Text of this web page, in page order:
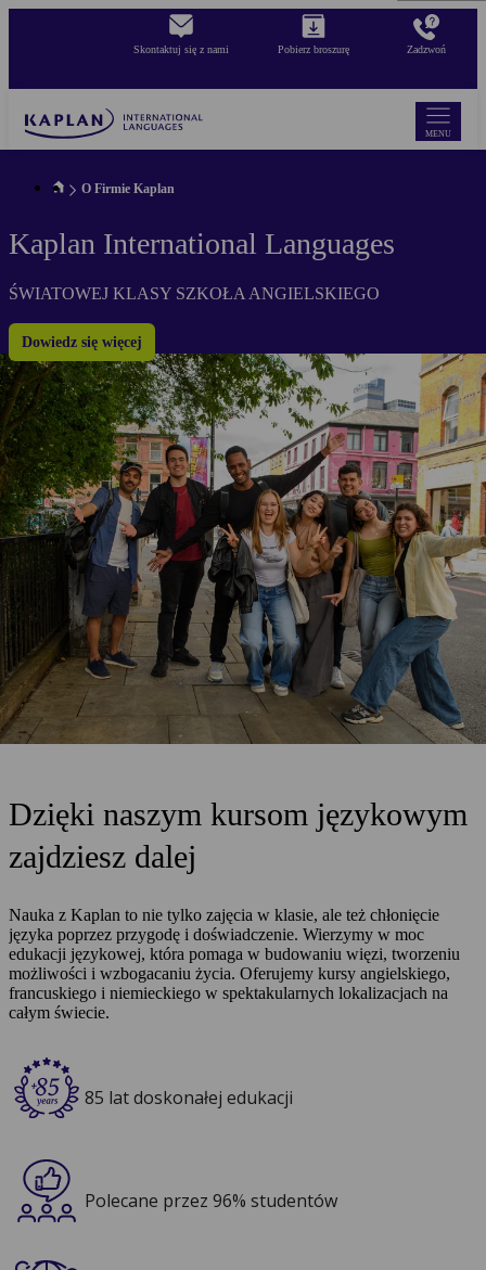
Skontaktuj się z nami Pobierz broszurę Zadzwoń
MENU
O Firmie Kaplan
Kaplan International Languages
ŚWIATOWEJ KLASY SZKOŁA ANGIELSKIEGO
Dowiedz się więcej
Dzięki naszym kursom językowym
zajdziesz dalej
Nauka z Kaplan to nie tylko zajęcia w klasie, ale też chłonięcie
języka poprzez przygodę i doświadczenie. Wierzymy w moc
edukacji językowej, która pomaga w budowaniu więzi, tworzeniu
możliwości i wzbogacaniu życia. Oferujemy kursy angielskiego,
francuskiego i niemieckiego w spektakularnych lokalizacjach na
całym świecie.
85 lat doskonałej edukacji
Polecane przez 96% studentów